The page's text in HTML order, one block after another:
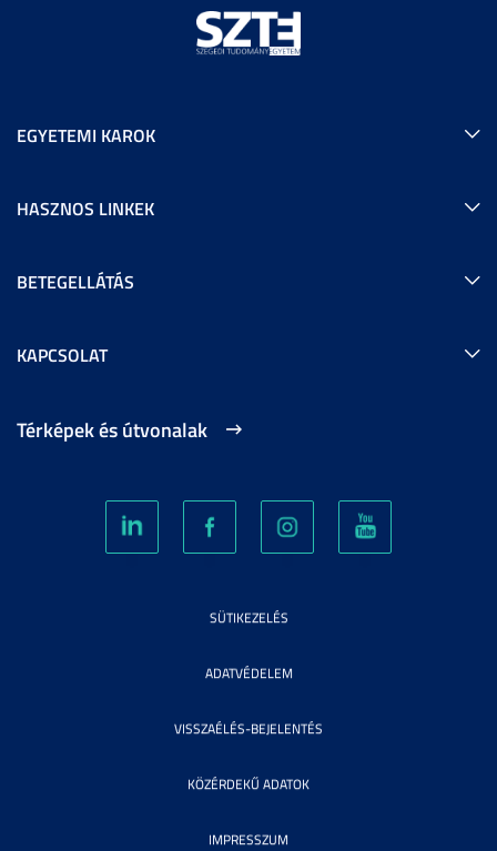
EGYETEMI KAROK
HASZNOS LINKEK
BETEGELLÁTÁS
KAPCSOLAT
Térképek és útvonalak
SÜTIKEZELÉS
ADATVÉDELEM
VISSZAÉLÉS-BEJELENTÉS
KÖZÉRDEKŰ ADATOK
IMPRESSZUM